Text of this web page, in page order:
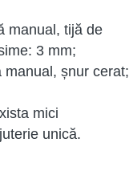
manual, tijă de
3 mm;
șnur cerat;
mici
unică.